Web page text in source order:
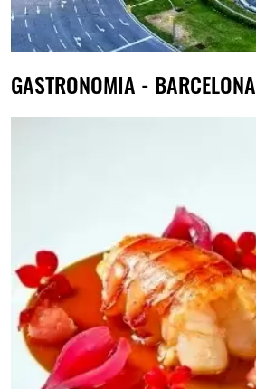
GASTRONOMIA - BARCELONA